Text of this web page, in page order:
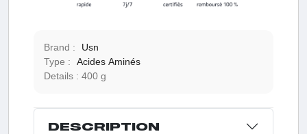
Brand :
Usn
Type :
Acides Aminés
Details :
400 g
DESCRIPTION